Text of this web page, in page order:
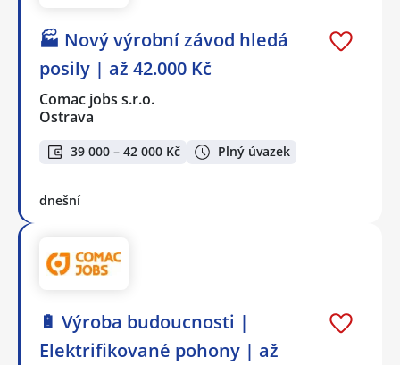
🏭 Nový výrobní závod hledá
posily | až 42.000 Kč
Comac jobs s.r.o.
Ostrava
39 000 – 42 000 Kč Plný úvazek
dnešní
🔋 Výroba budoucnosti |
Elektrifikované pohony | až